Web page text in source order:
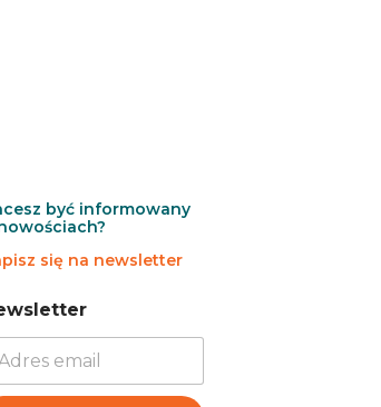
być informowany
się na newsletter